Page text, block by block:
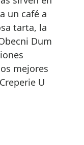
un café a
tarta, la
Dum
mejores
U